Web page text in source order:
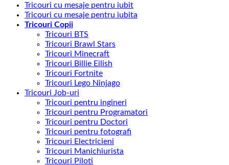
Tricouri cu mesaje pentru iubit
Tricouri cu mesaje pentru iubita
Tricouri Copii
Tricouri BTS
Tricouri Brawl Stars
Tricouri Minecraft
Tricouri Billie Eilish
Tricouri Fortnite
Tricouri Lego Ninjago
Tricouri Job-uri
Tricouri pentru ingineri
Tricouri pentru Programatori
Tricouri pentru Doctori
Tricouri pentru fotografi
Tricouri Electricieni
Tricouri Manichiurista
Tricouri Piloti